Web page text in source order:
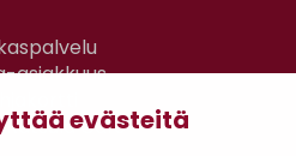
evästeitä
asiakkuus
Café